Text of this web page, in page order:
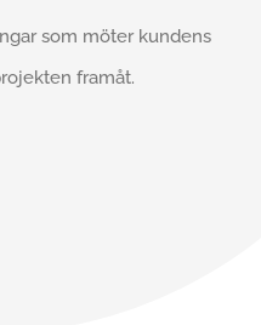
som möter kundens
framåt.